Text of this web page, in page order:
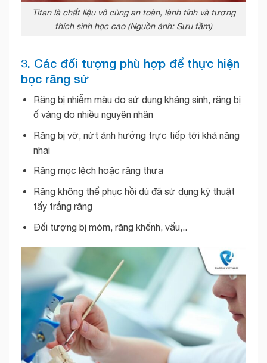
Titan là chất liệu vô cùng an toàn, lành tính và tương
thích sinh học cao (Nguồn ảnh: Sưu tầm)
3. Các đối tượng phù hợp để thực hiện
bọc răng sứ
Răng bị nhiễm màu do sử dụng kháng sinh, răng bị
ố vàng do nhiều nguyên nhân
Răng bị vỡ, nứt ảnh hưởng trực tiếp tới khả năng
nhai
Răng mọc lệch hoặc răng thưa
Răng không thể phục hồi dù đã sử dụng kỹ thuật
tẩy trắng răng
Đối tượng bị móm, răng khểnh, vẩu,..